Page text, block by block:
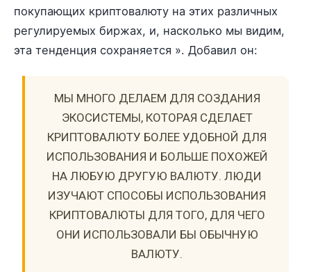
покупающих криптовалюту на этих различных
регулируемых биржах, и, насколько мы видим,
эта тенденция сохраняется ». Добавил он:
МЫ МНОГО ДЕЛАЕМ ДЛЯ СОЗДАНИЯ
ЭКОСИСТЕМЫ, КОТОРАЯ СДЕЛАЕТ
КРИПТОВАЛЮТУ БОЛЕЕ УДОБНОЙ ДЛЯ
ИСПОЛЬЗОВАНИЯ И БОЛЬШЕ ПОХОЖЕЙ
НА ЛЮБУЮ ДРУГУЮ ВАЛЮТУ. ЛЮДИ
ИЗУЧАЮТ СПОСОБЫ ИСПОЛЬЗОВАНИЯ
КРИПТОВАЛЮТЫ ДЛЯ ТОГО, ДЛЯ ЧЕГО
ОНИ ИСПОЛЬЗОВАЛИ БЫ ОБЫЧНУЮ
ВАЛЮТУ.